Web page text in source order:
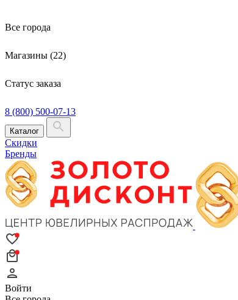
Все города
Магазины (22)
Статус заказа
8 (800) 500-07-13
Каталог
Скидки
Бренды
Войти